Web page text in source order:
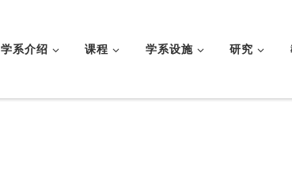
学系介绍 课程 学系设施 研究